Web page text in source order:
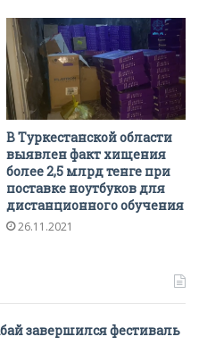
В Туркестанской области
выявлен факт хищения
более 2,5 млрд тенге при
поставке ноутбуков для
дистанционного обучения
26.11.2021
завершился фестиваль